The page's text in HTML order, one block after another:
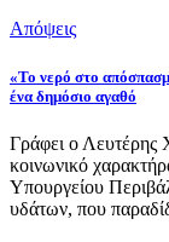
Απόψεις
«Το νερό στο
ένα δημόσιο αγαθό
Γράφει ο Λευτέρης
κοινωνικό
Υπουργείου
υδάτων, που